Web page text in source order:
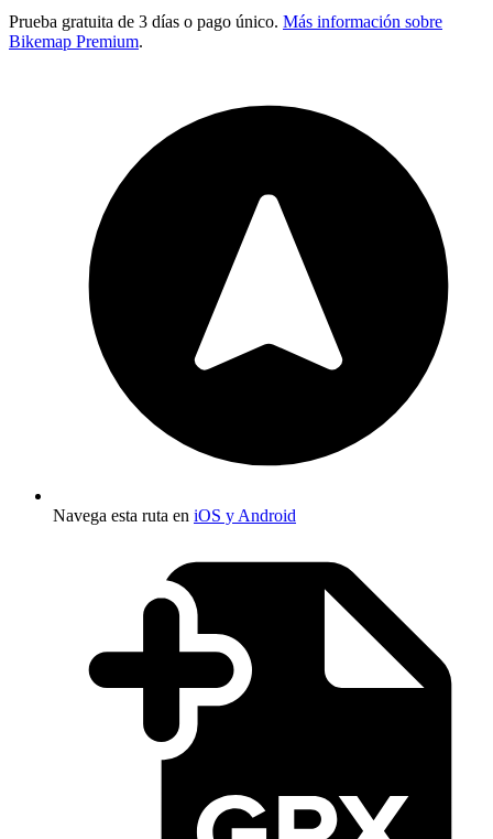
Prueba gratuita de 3 días o pago único. Más información sobre
Bikemap Premium.
Navega esta ruta en iOS y Android